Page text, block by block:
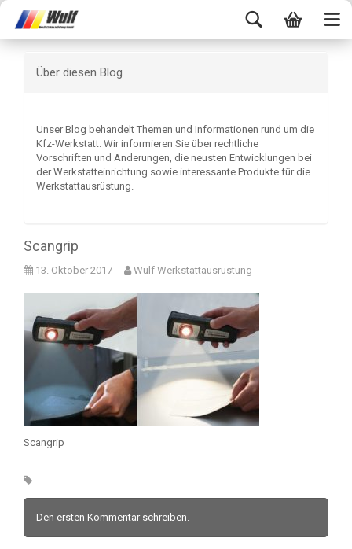
Über diesen Blog
Unser Blog behandelt Themen und Informationen rund um die
Kfz-Werkstatt. Wir informieren Sie über rechtliche
Vorschriften und Änderungen, die neusten Entwicklungen bei
der Werkstatteinrichtung sowie interessante Produkte für die
Werkstattausrüstung.
Scangrip
13. Oktober 2017 Wulf Werkstattausrüstung
Scangrip
Den ersten Kommentar schreiben.